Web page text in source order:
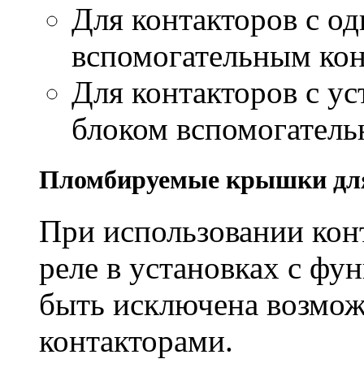
Для контакторов с
вспомогательным
Для контакторов с
блоком
Пломбируемые крышки
При использовании
реле в установках с
быть исключена
контакторами.